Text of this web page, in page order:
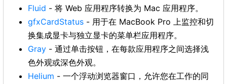
Fluid - 将 Web 应用程序转换为 Mac 应用程序。
gfxCardStatus - 用于在 MacBook Pro 上监控和切
换集成显卡与独立显卡的菜单栏应用程序。
Gray - 通过单击按钮，在每款应用程序之间选择浅
色外观或深色外观。
Helium - 一个浮动浏览器窗口，允许您在工作的同